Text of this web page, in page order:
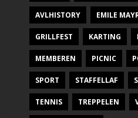
AVLHISTORY EMILE
GRILLFEST KARTING
MEMBEREN PICNIC
SPORT STAFFELLAF
TENNIS TREPPELEN